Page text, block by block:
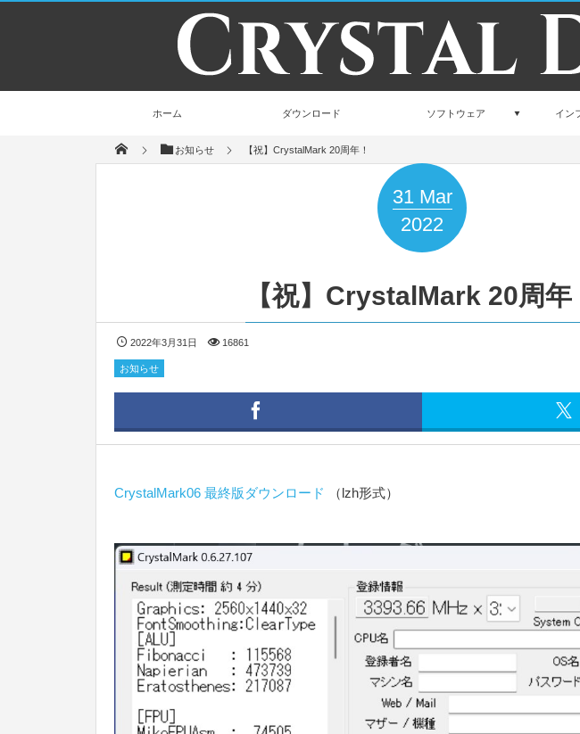
ホーム ダウンロード ソフトウェア イン
お知らせ 【祝】CrystalMark 20周年！
31 Mar
2022
【祝】CrystalMark 20周年
2022年3月31日 16861
お知らせ
CrystalMark06 最終版ダウンロード （lzh形式）